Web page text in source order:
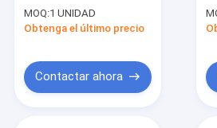
completo al autobús
del delantal del
MOQ:1 UNIDAD
Obtenga el último precio
Contactar ahora